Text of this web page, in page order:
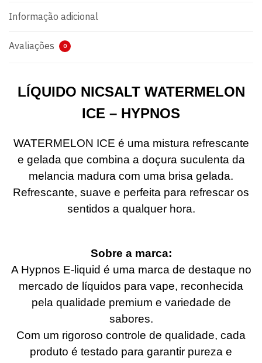
Informação adicional
Avaliações 0
LÍQUIDO NICSALT WATERMELON
ICE – HYPNOS
WATERMELON ICE é uma mistura refrescante
e gelada que combina a doçura suculenta da
melancia madura com uma brisa gelada.
Refrescante, suave e perfeita para refrescar os
sentidos a qualquer hora.
Sobre a marca:
A Hypnos E-liquid é uma marca de destaque no
mercado de líquidos para vape, reconhecida
pela qualidade premium e variedade de
sabores.
Com um rigoroso controle de qualidade, cada
produto é testado para garantir pureza e